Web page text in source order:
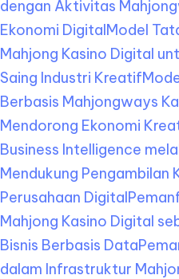
dengan Aktivitas
Ekonomi DigitalModel
Mahjong Kasino Digital
Saing Industri Kreatif
Berbasis Mahjongways
Mendorong Ekonomi
Business Intelligence
Mendukung Pengambilan
Perusahaan Digital
Mahjong Kasino Digital
Bisnis Berbasis Data
dalam Infrastruktur